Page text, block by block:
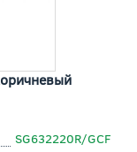
SG632220R/GCF